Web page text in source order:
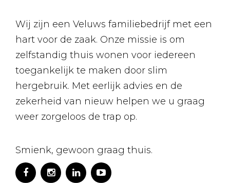
Wij zijn een Veluws familiebedrijf met een
hart voor de zaak. Onze missie is om
zelfstandig thuis wonen voor iedereen
toegankelijk te maken door slim
hergebruik. Met eerlijk advies en de
zekerheid van nieuw helpen we u graag
weer zorgeloos de trap op.
Smienk, gewoon graag thuis.